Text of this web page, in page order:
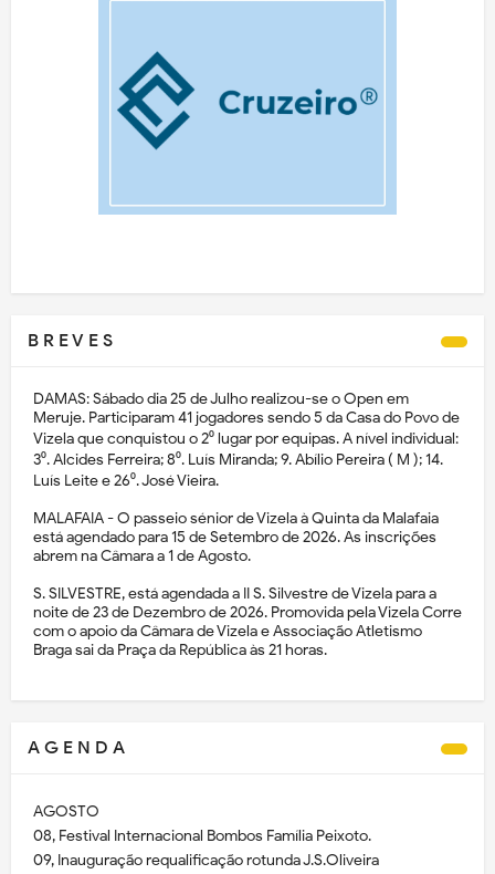
B R E V E S
DAMAS: Sábado dia 25 de Julho realizou-se o Open em
Meruje. Participaram 41 jogadores sendo 5 da Casa do Povo de
Vizela que conquistou o 2⁰ lugar por equipas. A nível individual:
3⁰. Alcides Ferreira; 8⁰. Luís Miranda; 9. Abílio Pereira ( M ); 14.
Luís Leite e 26⁰. José Vieira.
MALAFAIA - O passeio sénior de Vizela à Quinta da Malafaia
está agendado para 15 de Setembro de 2026. As inscrições
abrem na Câmara a 1 de Agosto.
S. SILVESTRE, está agendada a II S. Silvestre de Vizela para a
noite de 23 de Dezembro de 2026. Promovida pela Vizela Corre
com o apoio da Câmara de Vizela e Associação Atletismo
Braga sai da Praça da República às 21 horas.
A G E N D A
AGOSTO
08, Festival Internacional Bombos Família Peixoto.
09, Inauguração requalificação rotunda J.S.Oliveira